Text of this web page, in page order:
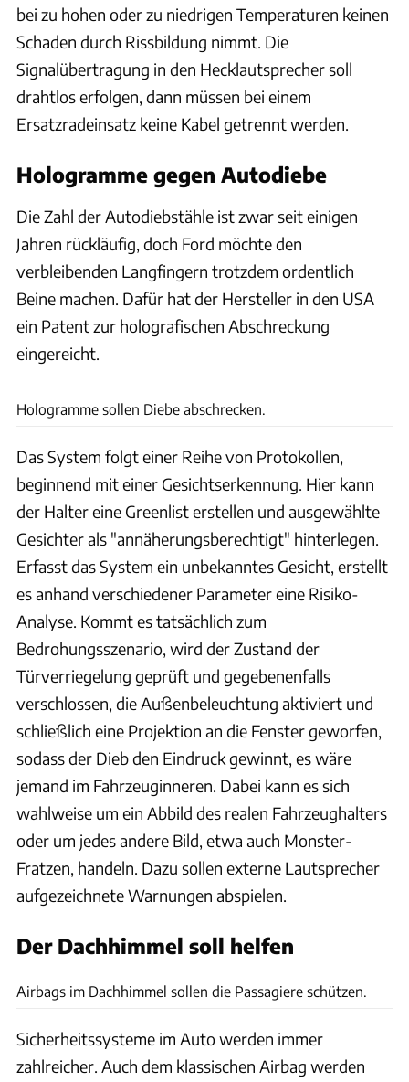
bei zu hohen oder zu niedrigen Temperaturen keinen
Schaden durch Rissbildung nimmt. Die
Signalübertragung in den Hecklautsprecher soll
drahtlos erfolgen, dann müssen bei einem
Ersatzradeinsatz keine Kabel getrennt werden.
Hologramme gegen Autodiebe
Die Zahl der Autodiebstähle ist zwar seit einigen
Jahren rückläufig, doch Ford möchte den
verbleibenden Langfingern trotzdem ordentlich
Beine machen. Dafür hat der Hersteller in den USA
ein Patent zur holografischen Abschreckung
eingereicht.
Hologramme sollen Diebe abschrecken.
Das System folgt einer Reihe von Protokollen,
beginnend mit einer Gesichtserkennung. Hier kann
der Halter eine Greenlist erstellen und ausgewählte
Gesichter als "annäherungsberechtigt" hinterlegen.
Erfasst das System ein unbekanntes Gesicht, erstellt
es anhand verschiedener Parameter eine Risiko-
Analyse. Kommt es tatsächlich zum
Bedrohungsszenario, wird der Zustand der
Türverriegelung geprüft und gegebenenfalls
verschlossen, die Außenbeleuchtung aktiviert und
schließlich eine Projektion an die Fenster geworfen,
sodass der Dieb den Eindruck gewinnt, es wäre
jemand im Fahrzeuginneren. Dabei kann es sich
wahlweise um ein Abbild des realen Fahrzeughalters
oder um jedes andere Bild, etwa auch Monster-
Fratzen, handeln. Dazu sollen externe Lautsprecher
aufgezeichnete Warnungen abspielen.
Der Dachhimmel soll helfen
Airbags im Dachhimmel sollen die Passagiere schützen.
Sicherheitssysteme im Auto werden immer
zahlreicher. Auch dem klassischen Airbag werden